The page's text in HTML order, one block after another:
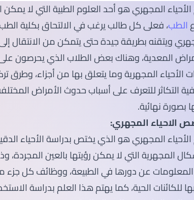
المجهري هو أحد العلوم الطبية التي لا
الطب، فعلى كل طالب يرغب في الالتحاق بكلية
ويتقنه بطريقة جيدة حتى يتمكن من الانتقال
المعدية، وهناك بعض الطلاب الذي يحرصون
الأحياء المجهرية وما يتعلق بها من أجزاء، وطرق
التكاثر للتعرف على أسباب حدوث الأمراض
بصورة نهائية.
الاحياء المجهري:
المجهري هو الذي يختص بدراسة الأحياء
المجهرية التي لا يمكن رؤيتها بالعين
عن دورها في الطبيعة، ووظائف كل جزء من
للكائنات الحية، كما يهتم هذا العلم بدراسة